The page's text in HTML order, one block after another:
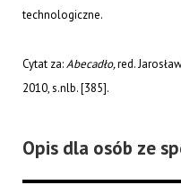
technologiczne.
Cytat za:Abecadło,red.
2010, s.nlb. [385].
Opis dla osób ze